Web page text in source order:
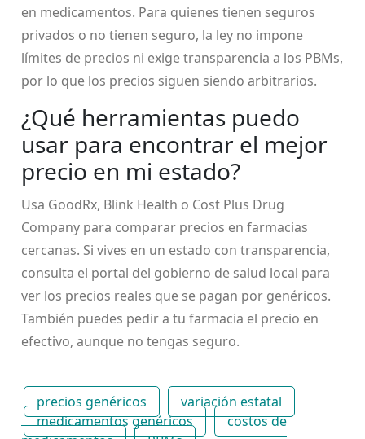
en medicamentos. Para quienes tienen seguros
privados o no tienen seguro, la ley no impone
límites de precios ni exige transparencia a los PBMs,
por lo que los precios siguen siendo arbitrarios.
¿Qué herramientas puedo
usar para encontrar el mejor
precio en mi estado?
Usa GoodRx, Blink Health o Cost Plus Drug
Company para comparar precios en farmacias
cercanas. Si vives en un estado con transparencia,
consulta el portal del gobierno de salud local para
ver los precios reales que se pagan por genéricos.
También puedes pedir a tu farmacia el precio en
efectivo, aunque no tengas seguro.
precios genéricos
variación estatal
medicamentos genéricos
costos de